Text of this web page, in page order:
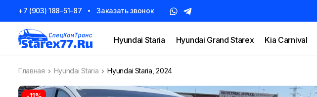
+7 (903) 188-51-87 Заказать звонок
Hyundai Staria Hyundai Grand Starex Kia Carnival
Главная Hyundai Staria Hyundai Staria, 2024